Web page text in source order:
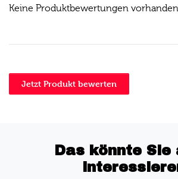
Keine Produktbewertungen vorhanden
Jetzt Produkt bewerten
Das könnte Sie